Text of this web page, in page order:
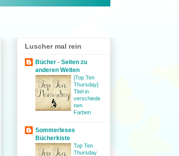
Luscher mal rein
Bücher - Seiten zu
anderen Welten
[Top Ten
Thursday]
Titel in
verschiede
nen
Farben
Sommerleses
Bücherkiste
Top Ten
Thursday